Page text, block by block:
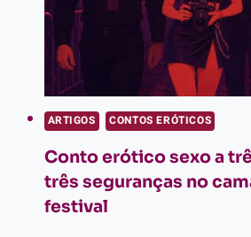
ARTIGOS CONTOS ERÓTICOS
Conto erótico sexo a
três seguranças no
festival